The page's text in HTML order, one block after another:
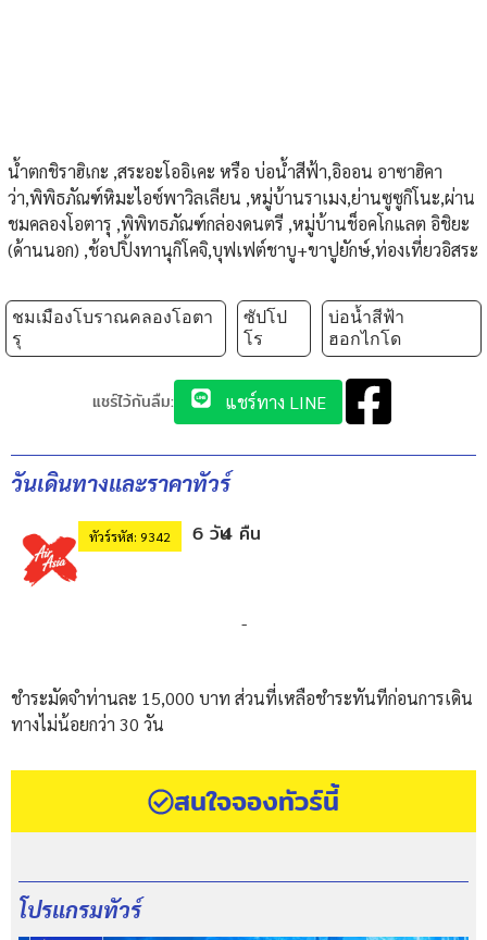
น้ำตกชิราฮิเกะ ,สระอะโออิเคะ หรือ บ่อน้ำสีฟ้า,อิออน อาซาฮิคา
ว่า,พิพิธภัณฑ์หิมะไอซ์พาวิลเลียน ,หมู่บ้านราเมง,ย่านซูซูกิโนะ,ผ่าน
ชมคลองโอตารุ ,พิพิทธภัณฑ์กล่องดนตรี ,หมู่บ้านช็อคโกแลต อิชิยะ
(ด้านนอก) ,ช้อปปิ้งทานุกิโคจิ,บุฟเฟต์ชาบู+ขาปูยักษ์,ท่องเที่ยวอิสระ
ชมเมืองโบราณคลองโอตา
รุ
ซัปโป
โร
บ่อน้ำสีฟ้า
ฮอกไกโด
แชร์ไว้กันลืม: แชร์ทาง LINE
วันเดินทางและราคาทัวร์
ทัวร์รหัส: 9342 6 วัน4 คืน
-
ชำระมัดจำท่านละ 15,000 บาท ส่วนที่เหลือชำระทันทีก่อนการเดิน
ทางไม่น้อยกว่า 30 วัน
สนใจจองทัวร์นี้
โปรแกรมทัวร์